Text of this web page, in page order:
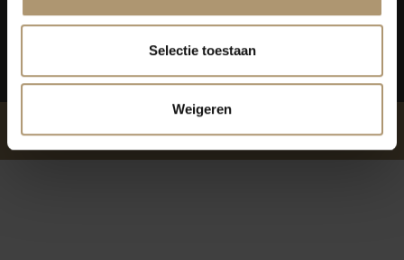
Selectie toestaan
Weigeren
© Lekkerflesjewijn.nl 2026 - Powered by
Shopmonkey